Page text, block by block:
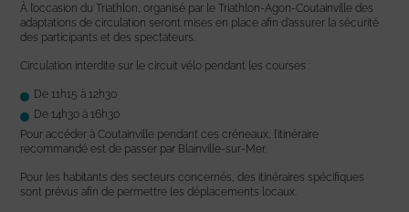
À l’occasion du Triathlon, organisé par le Triathlon-Agon-Coutainville des
adaptations de circulation seront mises en place afin d’assurer la sécurité
des participants et des spectateurs.
Circulation interdite sur le circuit vélo pendant les courses :
De 11h15 à 12h30
De 14h30 à 16h30
Pour accéder à Coutainville pendant ces créneaux, l’itinéraire
recommandé est de passer par Blainville-sur-Mer.
Pour les habitants des secteurs concernés, des itinéraires spécifiques
sont prévus afin de permettre les déplacements locaux.